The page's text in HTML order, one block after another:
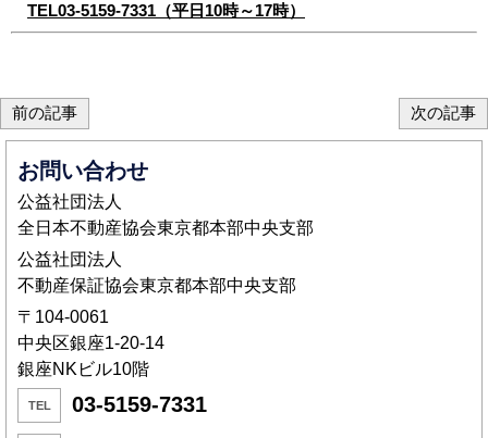
お問い合わせ
公益社団法人
全日本不動産協会東京都本部中央支部
公益社団法人
不動産保証協会東京都本部中央支部
〒104-0061
中央区銀座1-20-14
銀座NKビル10階
TEL 03-5159-7331
TEL03-5159-7331（平日10時～17時）
前の記事 次の記事